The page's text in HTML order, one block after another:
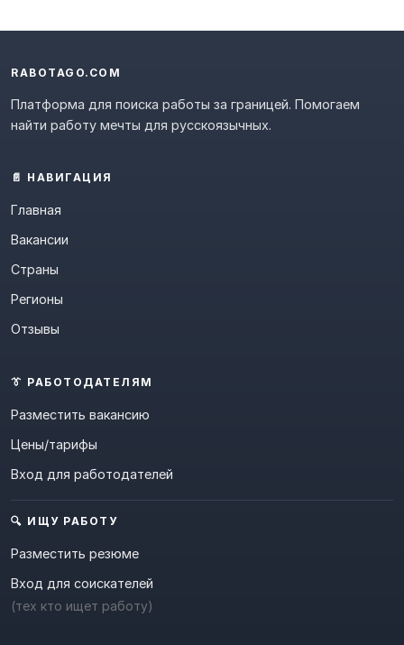
RABOTAGO.COM
Платформа для поиска работы за границей. Помогаем
найти работу мечты для русскоязычных.
📄 НАВИГАЦИЯ
Главная
Вакансии
Страны
Регионы
Отзывы
👔 РАБОТОДАТЕЛЯМ
Разместить вакансию
Цены/тарифы
Вход для работодателей
🔍 ИЩУ РАБОТУ
Разместить резюме
Вход для соискателей
(тех кто ищет работу)